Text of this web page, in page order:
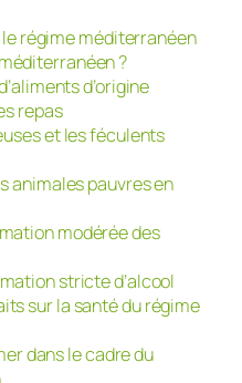
régime méditerranéen
?
d’origine
repas
et les féculents
animales pauvres en
modérée des
stricte d’alcool
sur la santé du régime
dans le cadre du